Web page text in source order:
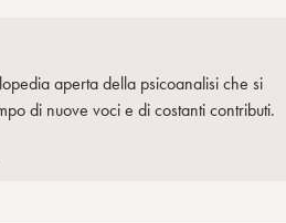
aperta della psicoanalisi che si
di nuove voci e di costanti contributi.